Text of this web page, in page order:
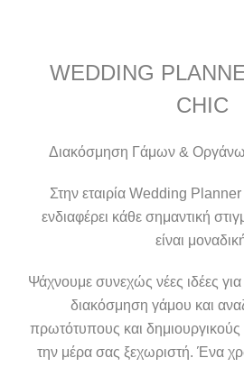
WEDDING
CHIC
Διακόσμηση Γάμων &
Στην εταιρία Wedding
ενδιαφέρει κάθε σημαντική
είναι
Ψάχνουμε συνεχώς νέες ιδέες
διακόσμηση γάμου και
πρωτότυπους και
την μέρα σας ξεχωριστή. Ένα